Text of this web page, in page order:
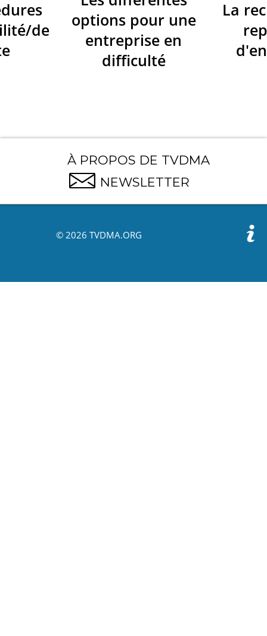
de
options pour une
entreprise en
difficulté
La
À PROPOS DE TVDMA
NEWSLETTER
© 2026 TVDMA.ORG